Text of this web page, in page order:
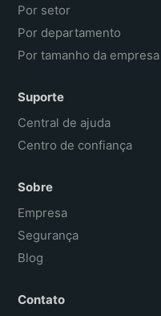
Por setor
Por departamento
Por tamanho da empresa
Suporte
Central de ajuda
Centro de confiança
Sobre
Empresa
Segurança
Blog
Contato